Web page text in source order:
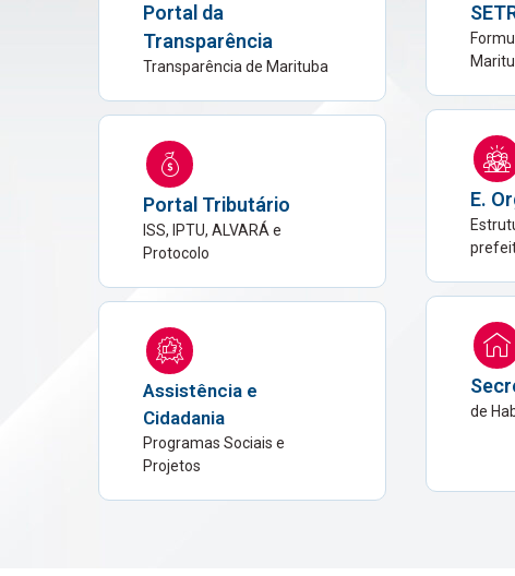
Portal da
Transparência
Transparência de Marituba
Portal Tributário
ISS, IPTU, ALVARÁ e
Protocolo
Assistência e
Cidadania
Programas Sociais e
Projetos
E.
de